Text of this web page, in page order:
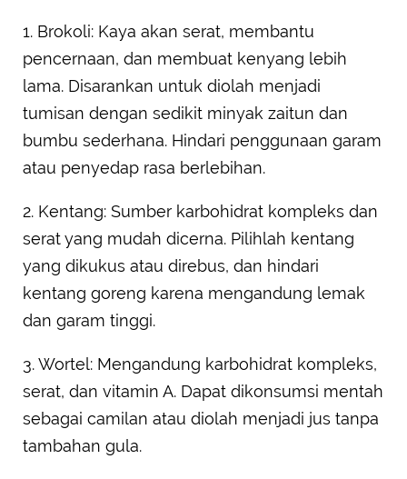
1. Brokoli: Kaya akan serat, membantu
pencernaan, dan membuat kenyang lebih
lama. Disarankan untuk diolah menjadi
tumisan dengan sedikit minyak zaitun dan
bumbu sederhana. Hindari penggunaan garam
atau penyedap rasa berlebihan.
2. Kentang: Sumber karbohidrat kompleks dan
serat yang mudah dicerna. Pilihlah kentang
yang dikukus atau direbus, dan hindari
kentang goreng karena mengandung lemak
dan garam tinggi.
3. Wortel: Mengandung karbohidrat kompleks,
serat, dan vitamin A. Dapat dikonsumsi mentah
sebagai camilan atau diolah menjadi jus tanpa
tambahan gula.